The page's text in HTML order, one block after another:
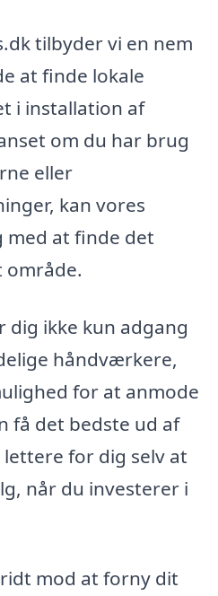
tilbyder vi en nem
at finde lokale
i installation af
om du har brug
eller
kan vores
at finde det
område.
dig ikke kun adgang
håndværkere,
for at anmode
få det bedste ud af
for dig selv at
når du investerer i
mod at forny dit